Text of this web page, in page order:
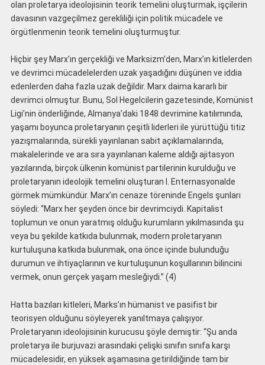
olan proletarya ideolojisinin teorik temelini oluşturmak, işçilerin
davasının vazgeçilmez gerekliliği için politik mücadele ve
örgütlenmenin teorik temelini oluşturmuştur.
Hiçbir şey Marx’ın gerçekliği ve Marksizm’den, Marx’ın kitlelerden
ve devrimci mücadelelerden uzak yaşadığını düşünen ve iddia
edenlerden daha fazla uzak değildir. Marx daima kararlı bir
devrimci olmuştur. Bunu, Sol Hegelcilerin gazetesinde, Komünist
Ligi’nin önderliğinde, Almanya’daki 1848 devrimine katılımında,
yaşamı boyunca proletaryanın çeşitli liderleri ile yürüttüğü titiz
yazışmalarında, sürekli yayınlanan sabit açıklamalarında,
makalelerinde ve ara sıra yayınlanan kaleme aldığı ajitasyon
yazılarında, birçok ülkenin komünist partilerinin kurulduğu ve
proletaryanın ideolojik temeIini oluşturan I. Enternasyonalde
görmek mümkündür. Marx’ın cenaze töreninde Engels şunları
söyledi: “Marx her şeyden önce bir devrimciydi. Kapitalist
toplumun ve onun yaratmış olduğu kurumların yıkılmasında şu
veya bu şekilde katkıda bulunmak, modern proletaryanın
kurtuluşuna katkıda bulunmak, ona önce içinde bulunduğu
durumun ve ihtiyaçlarının ve kurtuluşunun koşullarının bilincini
vermek, onun gerçek yaşam mesleğiydi.” (4)
Hatta bazıları kitleleri, Marks’ın hümanist ve pasifist bir
teorisyen olduğunu söyleyerek yanıltmaya çalışıyor.
Proletaryanın ideolojisinin kurucusu şöyle demiştir: “Şu anda
proletarya ile burjuvazi arasındaki çelişki sınıfın sınıfa karşı
mücadelesidir, en yüksek aşamasına getirildiğinde tam bir